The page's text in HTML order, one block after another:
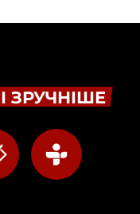
ЗРУЧНІШЕ